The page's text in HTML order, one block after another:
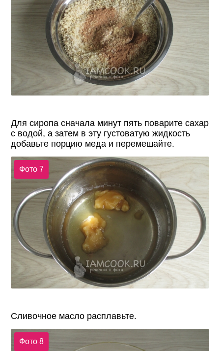
Для сиропа сначала минут пять поварите сахар
с водой, а затем в эту густоватую жидкость
добавьте порцию меда и перемешайте.
Фото 7
Сливочное масло расплавьте.
Фото 8